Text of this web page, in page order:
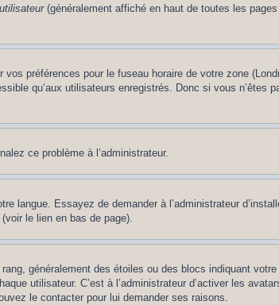
(généralement affiché en haut de toutes les
préférences pour le fuseau horaire de votre zone
qu’aux utilisateurs enregistrés. Donc si vous n’êtes
ce problème à l’administrateur.
langue. Essayez de demander à l’administrateur
le lien en bas de page).
généralement des étoiles ou des blocs indiquant
utilisateur. C’est à l’administrateur d’activer les
le contacter pour lui demander ses raisons.